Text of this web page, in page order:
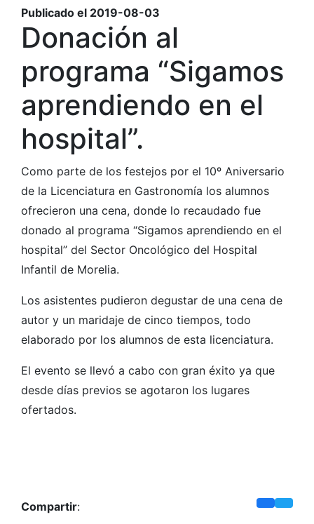
Publicado el 2019-08-03
Donación al
programa “Sigamos
aprendiendo en el
hospital”.
Como parte de los festejos por el 10º Aniversario
de la Licenciatura en Gastronomía los alumnos
ofrecieron una cena, donde lo recaudado fue
donado al programa “Sigamos aprendiendo en el
hospital” del Sector Oncológico del Hospital
Infantil de Morelia.
Los asistentes pudieron degustar de una cena de
autor y un maridaje de cinco tiempos, todo
elaborado por los alumnos de esta licenciatura.
El evento se llevó a cabo con gran éxito ya que
desde días previos se agotaron los lugares
ofertados.
Compartir: